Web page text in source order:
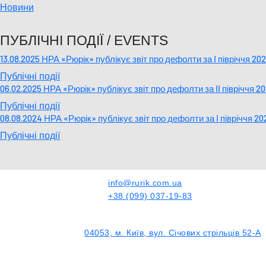
Новини
ПУБЛІЧНІ ПОДІЇ / EVENTS
13.08.2025 НРА «Рюрік» публікує звіт про дефолти за І півріччя
Публічні події
06.02.2025 НРА «Рюрік» публікує звіт про дефолти за ІІ півріччя
Публічні події
08.08.2024 НРА «Рюрік» публікує звіт про дефолти за І півріччя
Публічні події
info@rurik.com.ua
+38 (099) 037-19-83
04053, м. Київ, вул. Січових стрільців 52-А